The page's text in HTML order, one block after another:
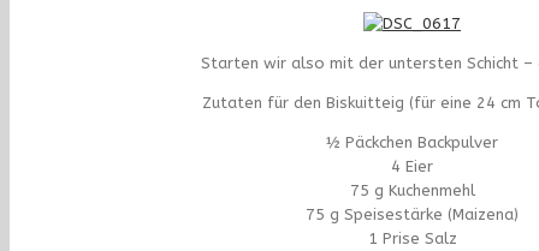
Starten wir also mit der untersten Schicht –
Zutaten für den Biskuitteig (für eine 24 cm
½ Päckchen Backpulver
4 Eier
75 g Kuchenmehl
75 g Speisestärke (Maizena)
1 Prise Salz